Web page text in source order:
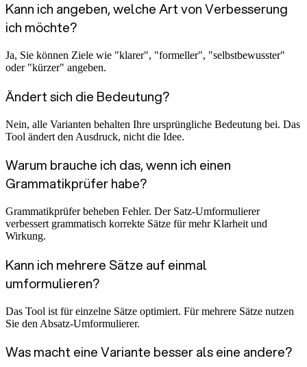
Kann ich angeben, welche Art von Verbesserung
ich möchte?
Ja, Sie können Ziele wie "klarer", "formeller", "selbstbewusster"
oder "kürzer" angeben.
Ändert sich die Bedeutung?
Nein, alle Varianten behalten Ihre ursprüngliche Bedeutung bei. Das
Tool ändert den Ausdruck, nicht die Idee.
Warum brauche ich das, wenn ich einen
Grammatikprüfer habe?
Grammatikprüfer beheben Fehler. Der Satz-Umformulierer
verbessert grammatisch korrekte Sätze für mehr Klarheit und
Wirkung.
Kann ich mehrere Sätze auf einmal
umformulieren?
Das Tool ist für einzelne Sätze optimiert. Für mehrere Sätze nutzen
Sie den Absatz-Umformulierer.
Was macht eine Variante besser als eine andere?